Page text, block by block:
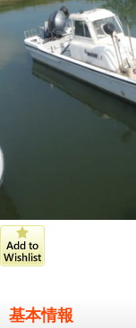
基本情報